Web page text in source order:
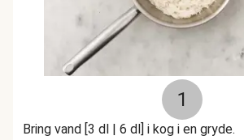
1
Bring vand [3 dl | 6 dl] i kog i en gryde.